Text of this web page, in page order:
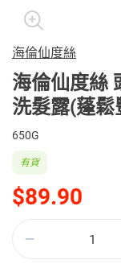
海倫仙度絲
海倫仙度絲
洗髮露(蓬
650G
$89.90
有貨